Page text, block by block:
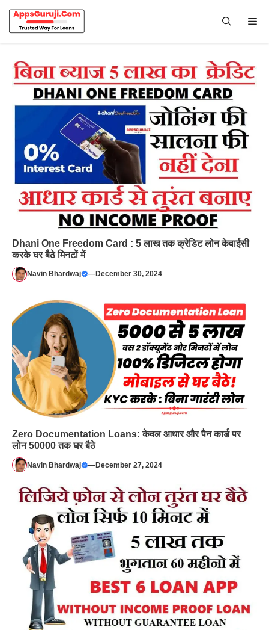
content
Dhani One Freedom Card : 5 लाख तक क्रेडिट लोन केवाईसी
करके घर बैठे मिनटों में
Navin Bhardwaj —December 30, 2024
Zero Documentation Loans: केवल आधार और पैन कार्ड पर
लोन 50000 तक घर बैठे
Navin Bhardwaj —December 27, 2024